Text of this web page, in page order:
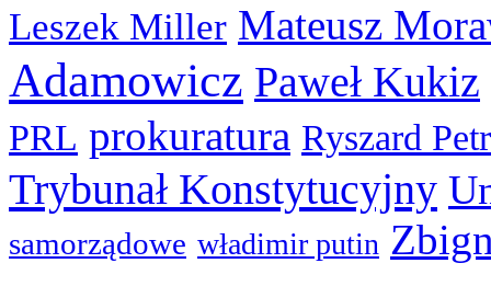
Leszek Miller Mateusz
Adamowicz Paweł Kukiz
PRL prokuratura Ryszard
Trybunał Konstytucyjny
samorządowe władimir putin